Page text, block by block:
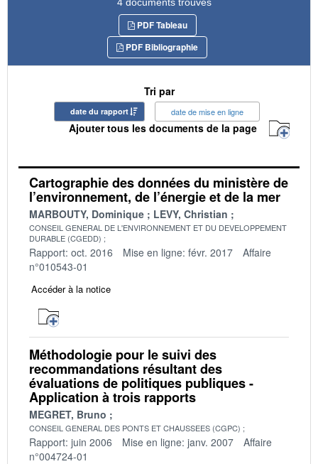
PDF Tableau
PDF Bibliographie
Tri par
date du rapport date de mise en ligne
Ajouter tous les documents de la page
Cartographie des données du ministère de
l’environnement, de l’énergie et de la mer
MARBOUTY, Dominique LEVY, Christian
CONSEIL GENERAL DE L'ENVIRONNEMENT ET DU DEVELOPPEMENT
DURABLE (CGEDD)
Rapport: oct. 2016 Mise en ligne: févr. 2017
Affaire
n°010543-01
Accéder à la notice
Méthodologie pour le suivi des
recommandations résultant des
évaluations de politiques publiques -
Application à trois rapports
MEGRET, Bruno
CONSEIL GENERAL DES PONTS ET CHAUSSEES (CGPC)
Rapport: juin 2006 Mise en ligne: janv. 2007
Affaire
n°004724-01